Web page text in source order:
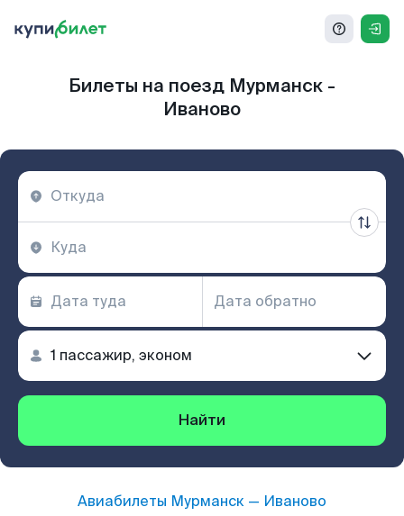
Билеты на поезд Мурманск -
Иваново
Найти
Авиабилеты Мурманск — Иваново